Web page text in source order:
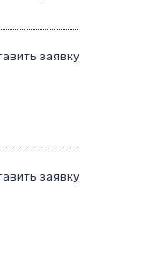
заявку
заявку